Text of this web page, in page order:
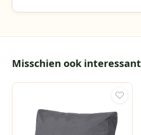
Misschien ook interessant